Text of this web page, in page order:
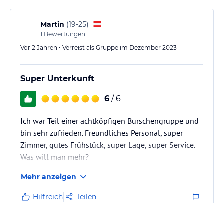
Wir würden sofort wiederkommen, wenn wir nicht
grundsätzlich lieber Hotels mit Halbpension
besuchen würden.
Martin (19-25)
1 Bewertungen
Vor 2 Jahren • Verreist als Gruppe im Dezember 2023
Super Unterkunft
6 / 6
Ich war Teil einer achtköpfigen Burschengruppe und
bin sehr zufrieden. Freundliches Personal, super
Zimmer, gutes Frühstück, super Lage, super Service.
Was will man mehr?
Mehr anzeigen
Hilfreich Teilen